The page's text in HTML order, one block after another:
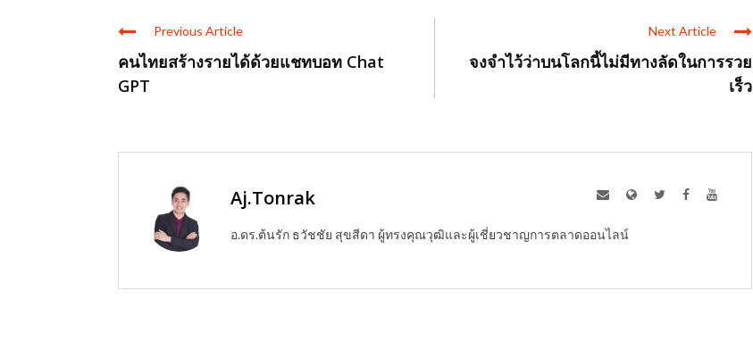
Previous Article
คนไทยสร้างรายได้ด้วยแชทบอท Chat
GPT
Next Article
จงจำไว้ว่าบนโลกนี้ไม่มีทางลัดในการรวย
เร็ว
Aj.Tonrak
อ.ดร.ต้นรัก ธวัชชัย สุขสีดา ผู้ทรงคุณวุฒิและผู้เชี่ยวชาญการตลาดออนไลน์